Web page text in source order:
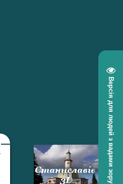
Версія для людей з вадами зору